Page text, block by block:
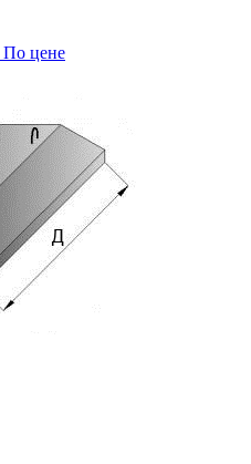
По цене